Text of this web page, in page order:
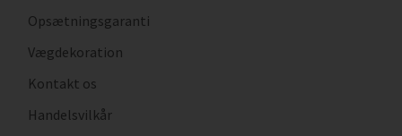
Opsætningsgaranti
Vægdekoration
Kontakt os
Handelsvilkår